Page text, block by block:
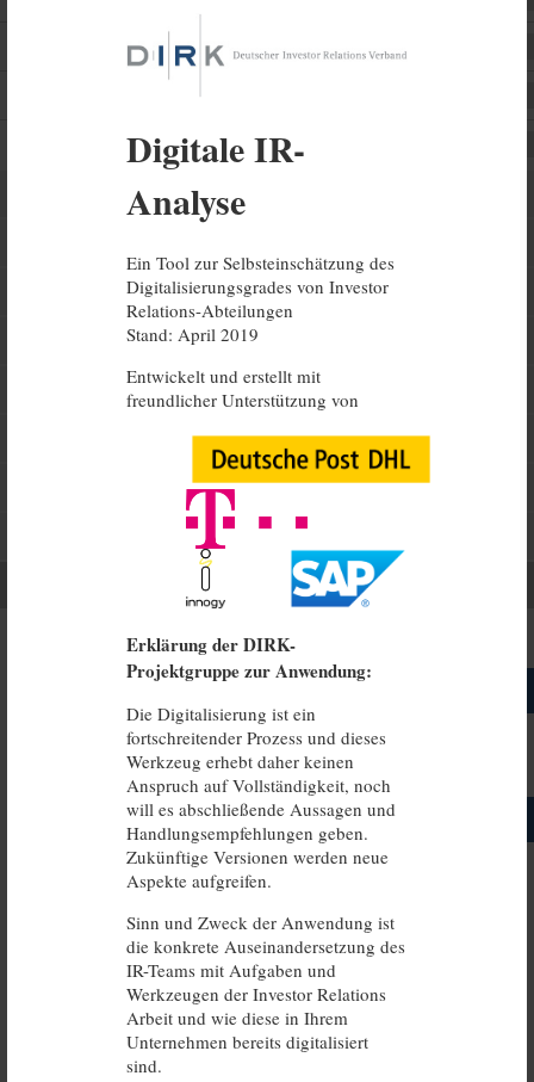
Digitale IR-
Analyse
Ein Tool zur Selbsteinschätzung des
Digitalisierungsgrades von Investor
Relations-Abteilungen
Stand: April 2019
Entwickelt und erstellt mit
freundlicher Unterstützung von
Erklärung der DIRK-
Projektgruppe zur Anwendung:
Die Digitalisierung ist ein
fortschreitender Prozess und dieses
Werkzeug erhebt daher keinen
Anspruch auf Vollständigkeit, noch
will es abschließende Aussagen und
Handlungsempfehlungen geben.
Zukünftige Versionen werden neue
Aspekte aufgreifen.
Sinn und Zweck der Anwendung ist
die konkrete Auseinandersetzung des
IR-Teams mit Aufgaben und
Werkzeugen der Investor Relations
Arbeit und wie diese in Ihrem
Unternehmen bereits digitalisiert
sind.
Veranstaltungen
Hauptversammlung
Internet/Webseite
Interne Kommunikationsinhalte
IR Operations/Sonstige Aufgaben
Durchschnittlicher Digitalisierungsgrad
Drucken